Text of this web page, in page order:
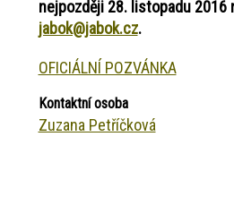
nejpozději 28. listopadu 2016
jabok@jabok.cz.
OFICIÁLNÍ POZVÁNKA
Kontaktní osoba
Zuzana Petříčková